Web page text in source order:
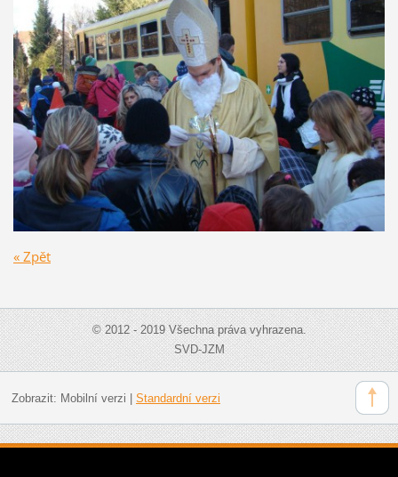
« Zpět
© 2012 - 2019 Všechna práva vyhrazena.
SVD-JZM
Zobrazit: Mobilní verzi Standardní verzi